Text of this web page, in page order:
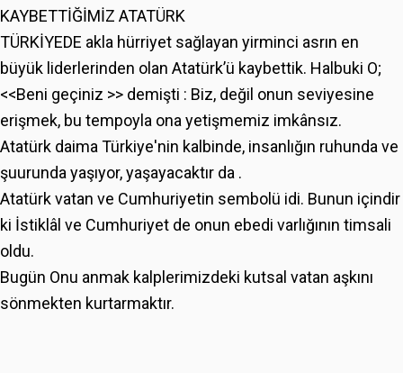
KAYBETTİĞİMİZ ATATÜRK
TÜRKİYEDE akla hürriyet sağlayan yirminci asrın en
büyük liderlerinden olan Atatürk’ü kaybettik. Halbuki O;
<<Beni geçiniz >> demişti : Biz, değil onun seviyesine
erişmek, bu tempoyla ona yetişmemiz imkânsız.
Atatürk daima Türkiye'nin kalbinde, insanlığın ruhunda ve
şuurunda yaşıyor, yaşayacaktır da .
Atatürk vatan ve Cumhuriyetin sembolü idi. Bunun içindir
ki İstiklâl ve Cumhuriyet de onun ebedi varlığının timsali
oldu.
Bugün Onu anmak kalplerimizdeki kutsal vatan aşkını
sönmekten kurtarmaktır.